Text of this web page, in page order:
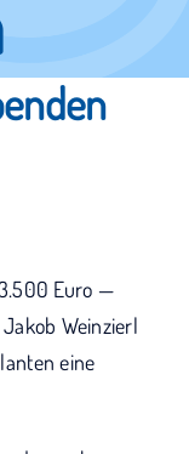
Euro —
Weinzierl
eine